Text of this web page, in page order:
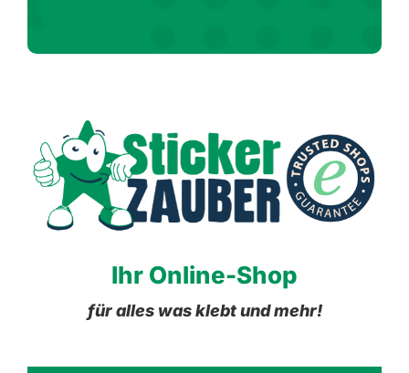
Ihr Online-Shop
für alles was klebt und mehr!